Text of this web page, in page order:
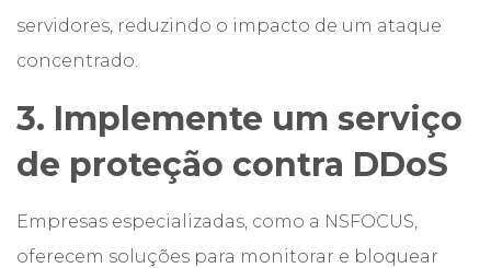
servidores, reduzindo o impacto de um ataque
concentrado.
3. Implemente um serviço
de proteção contra DDoS
Empresas especializadas, como a NSFOCUS,
oferecem soluções para monitorar e bloquear